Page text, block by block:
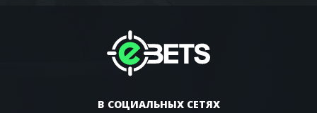
В СОЦИАЛЬНЫХ СЕТЯХ